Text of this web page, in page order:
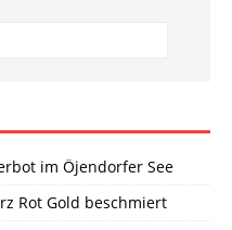
im Öjendorfer See
Rot Gold beschmiert